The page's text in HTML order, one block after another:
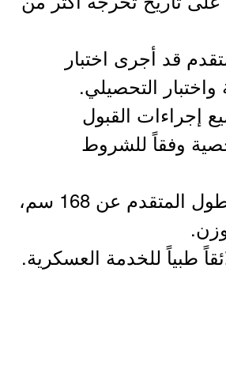
قد أجرى اختبار
واختبار التحصيلي.
إجراءات القبول
وفقاً للشروط
10- أن لا يقل طول المتقدم عن 168 سم،